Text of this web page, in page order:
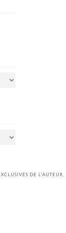
DE L'AUTEUR,